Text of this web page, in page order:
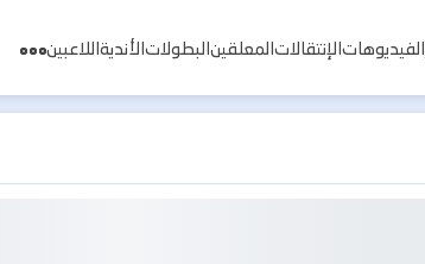
الفيديوهاتالإنتقالاتالمعلقينالبطولاتالأنديةاللاعبين